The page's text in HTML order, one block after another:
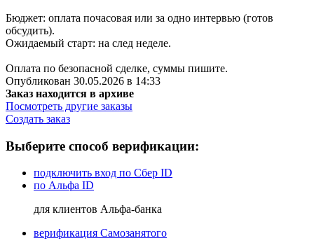
Бюджет: оплата почасовая или за одно интервью (готов
обсудить).
Ожидаемый старт: на след неделе.
Оплата по безопасной сделке, суммы пишите.
Опубликован 30.05.2026 в 14:33
Заказ находится в архиве
Посмотреть другие заказы
Создать заказ
Выберите способ верификации:
подключить вход по Сбер ID
по Альфа ID
для клиентов Альфа-банка
верификация Самозанятого